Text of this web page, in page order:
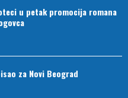
u petak promocija romana
za Novi Beograd